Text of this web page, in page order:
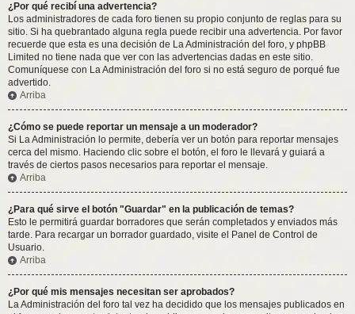
¿Por qué recibí una advertencia?
Los administradores de cada foro tienen su propio conjunto de reglas para su
sitio. Si ha quebrantado alguna regla puede recibir una advertencia. Por favor
recuerde que esta es una decisión de La Administración del foro, y phpBB
Limited no tiene nada que ver con las advertencias dadas en este sitio.
Comuníquese con La Administración del foro si no está seguro de porqué fue
advertido.
Arriba
¿Cómo se puede reportar un mensaje a un moderador?
Si La Administración lo permite, debería ver un botón para reportar mensajes
cerca del mismo. Haciendo clic sobre el botón, el foro le llevará y guiará a
través de ciertos pasos necesarios para reportar el mensaje.
Arriba
¿Para qué sirve el botón "Guardar" en la publicación de temas?
Esto le permitirá guardar borradores que serán completados y enviados más
tarde. Para recargar un borrador guardado, visite el Panel de Control de
Usuario.
Arriba
¿Por qué mis mensajes necesitan ser aprobados?
La Administración del foro tal vez ha decidido que los mensajes publicados en